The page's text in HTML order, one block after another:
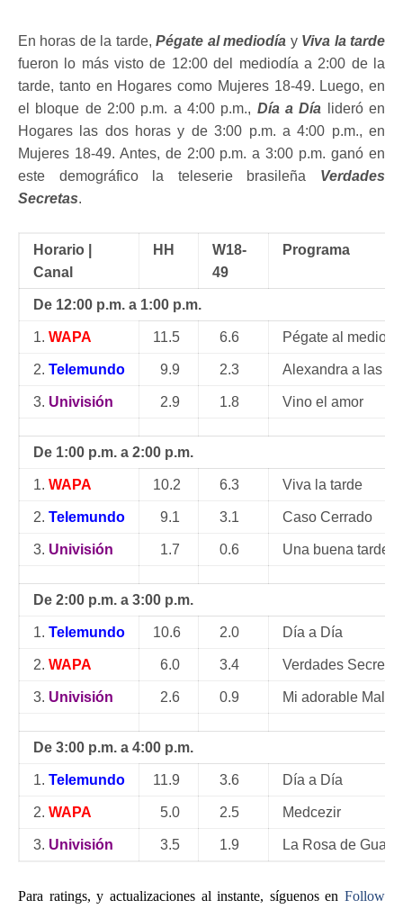
En horas de la tarde,Pégate al mediodía y Viva la tarde
fueron lo más visto de 12:00 del mediodía a 2:00 de la
tarde, tanto en Hogares como Mujeres 18-49. Luego, en
el bloque de 2:00 p.m. a 4:00 p.m., Día a Día lideró en
Hogares las dos horas y de 3:00 p.m. a 4:00 p.m., en
Mujeres 18-49. Antes, de 2:00 p.m. a 3:00 p.m. ganó en
este demográfico la teleserie brasileña Verdades
Secretas.
Horario |
Canal
HH
W18-
49
Programa
De 12:00 p.m. a 1:00 p.m.
1. WAPA 11.5 6.6 Pégate al
2. Telemundo 9.9 2.3 Alexandra a las 12
3. Univisión 2.9 1.8 Vino el amor
De 1:00 p.m. a 2:00 p.m.
1. WAPA 10.2 6.3 Viva la tarde
2. Telemundo 9.1 3.1 Caso Cerrado
3. Univisión 1.7 0.6 Una buena tarde
De 2:00 p.m. a 3:00 p.m.
1. Telemundo 10.6 2.0 Día a Día
2. WAPA 6.0 3.4 Verdades Secretas
3. Univisión 2.6 0.9 Mi adorable
De 3:00 p.m. a 4:00 p.m.
1. Telemundo 11.9 3.6 Día a Día
2. WAPA 5.0 2.5 Medcezir
3. Univisión 3.5 1.9 La Rosa de
Para ratings, y actualizaciones al instante, síguenos en Follow